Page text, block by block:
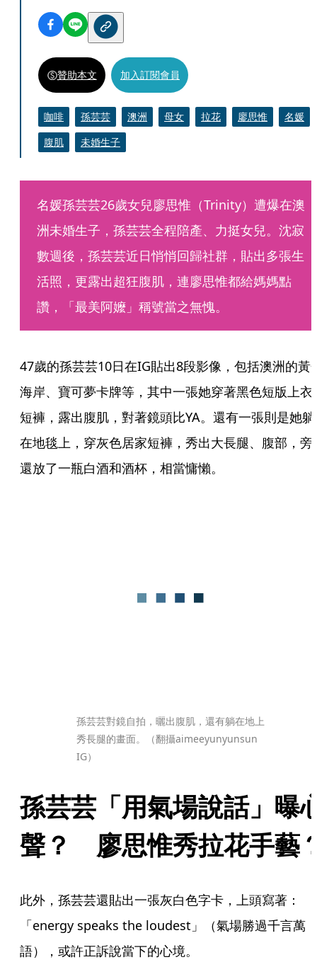
贊助本文 加入訂閱會員
咖啡 孫芸芸 澳洲 母女 拉花 廖思惟
名媛
腹肌
未婚生子
名媛孫芸芸26歲女兒廖思惟（Trinity）遭爆在澳
洲未婚生子，孫芸芸全程陪產、力挺女兒。沈寂
數週後，孫芸芸近日悄悄回歸社群，貼出多張生
活照，更露出超狂腹肌，連廖思惟都給媽媽點
讚，「最美阿嬤」稱號當之無愧。
47歲的孫芸芸10日在IG貼出8段影像，包括澳洲的黃
海岸、寶可夢卡牌等，其中一張她穿著黑色短版上衣
短褲，露出腹肌，對著鏡頭比YA。還有一張則是她躺
在地毯上，穿灰色居家短褲，秀出大長腿、腹部，旁
還放了一瓶白酒和酒杯，相當慵懶。
孫芸芸對鏡自拍，曬出腹肌，還有躺在地上
秀長腿的畫面。（翻攝aimeeyunyunsun
IG）
孫芸芸「用氣場說話」曝
聲？　廖思惟秀拉花手藝
此外，孫芸芸還貼出一張灰白色字卡，上頭寫著：
「energy speaks the loudest」（氣場勝過千言萬
語），或許正訴說當下的心境。